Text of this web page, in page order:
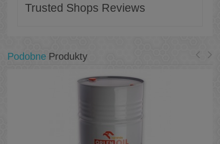
Trusted Shops Reviews
Podobne Produkty